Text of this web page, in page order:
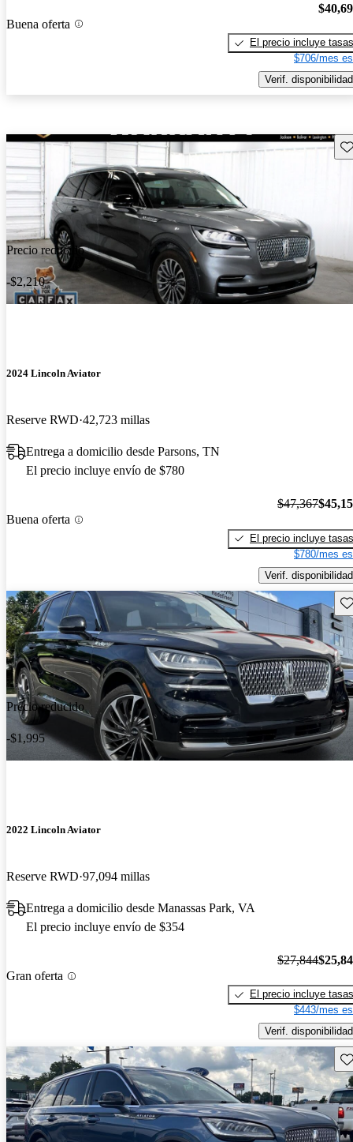
Buena oferta
El precio incluye tasas
$706/mes
Verif. disponibilidad
Precio reducido
-$2,210
2024 Lincoln Aviator
Reserve RWD 42,723 millas
Entrega a domicilio desde Parsons, TN
El precio incluye envío de $780
Buena oferta
$47,367
El precio incluye tasas
$780/mes
Verif. disponibilidad
Precio reducido
-$1,995
2022 Lincoln Aviator
Reserve RWD 97,094 millas
Entrega a domicilio desde Manassas Park, VA
El precio incluye envío de $354
Gran oferta
$27,844
El precio incluye tasas
$443/mes
Verif. disponibilidad